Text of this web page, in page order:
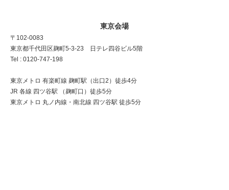
東京会場
〒102-0083
東京都千代田区麹町5-3-23 日テレ四谷ビル5階
Tel : 0120-747-198
東京メトロ 有楽町線 麹町駅（出口2）徒歩4分
JR 各線 四ツ谷駅 （麹町口）徒歩5分
東京メトロ 丸ノ内線・南北線 四ツ谷駅 徒歩5分